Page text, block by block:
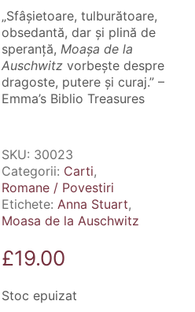
„Sfâșietoare, tulburătoare,
obsedantă, dar și plină de
speranță, Moașa de la
Auschwitzvorbește despre
dragoste, putere și curaj.” –
Emma’s Biblio Treasures
SKU: 30023
Categorii: Carti,
Romane / Povestiri
Etichete: Anna Stuart,
Moasa de la Auschwitz
£19.00
Stoc epuizat